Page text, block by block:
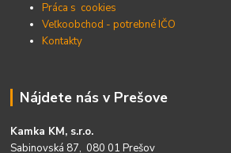
Práca s cookies
Veľkoobchod - potrebné IČO
Kontakty
Nájdete nás v Prešove
Kamka KM, s.r.o.
Sabinovská 87, 080 01 Prešov